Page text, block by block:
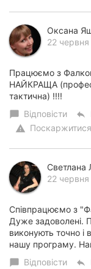
Оксана
22 червня
Працюємо з
НАЙКРАЩА
тактична) !!!!
chat_bubble Відповісти reply
warning Поскаржитися
Светлана
22 червня
Співпрацюємо з
Дуже задоволені.
виконують точно і
нашу програму.
chat_bubble Відповісти reply